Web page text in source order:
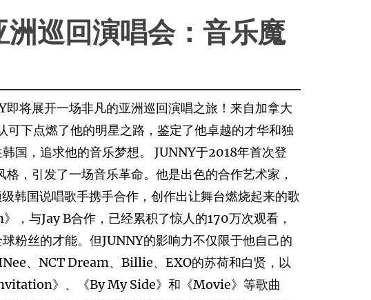
洲巡回演唱会：音乐魔
将展开一场非凡的亚洲巡回演唱之旅！来自加拿大
可下点燃了他的明星之路，鉴定了他卓越的才华和独
国，追求他的音乐梦想。 JUNNY于2018年首次登
，引发了一场音乐革命。他是出色的合作艺术家，
国说唱歌手携手合作，创作出让舞台燃烧起来的歌
，与Jay B合作，已经累积了惊人的170万次观看，
粉丝的才能。但JUNNY的影响力不仅限于他自己的
、NCT Dream、Billie、EXO的苏荷和白贤，以
》、《By My Side》和《Movie》等歌曲